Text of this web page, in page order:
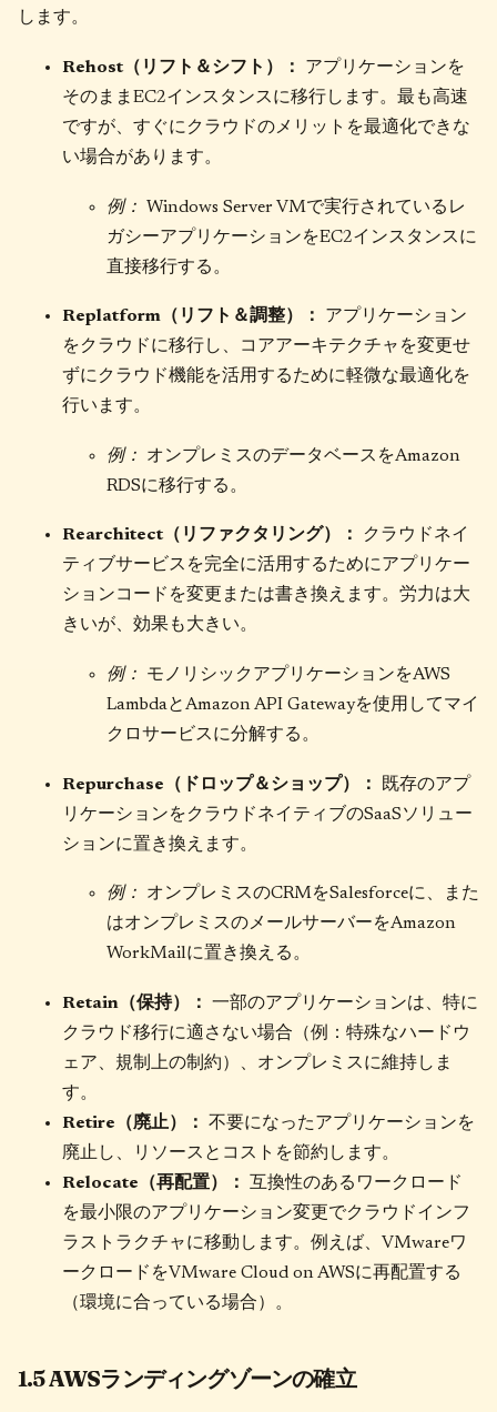
します。
Rehost（リフト＆シフト）：
アプリケーションを
そのままEC2インスタンスに移行します。最も高速
ですが、すぐにクラウドのメリットを最適化できな
い場合があります。
例：
Windows Server VMで実行されているレ
ガシーアプリケーションをEC2インスタンスに
直接移行する。
Replatform（リフト＆調整）：
アプリケーション
をクラウドに移行し、コアアーキテクチャを変更せ
ずにクラウド機能を活用するために軽微な最適化を
行います。
例：
オンプレミスのデータベースをAmazon
RDSに移行する。
Rearchitect（リファクタリング）：
クラウドネイ
ティブサービスを完全に活用するためにアプリケー
ションコードを変更または書き換えます。労力は大
きいが、効果も大きい。
例：
モノリシックアプリケーションをAWS
LambdaとAmazon API Gatewayを使用してマイ
クロサービスに分解する。
Repurchase（ドロップ＆ショップ）：
既存のアプ
リケーションをクラウドネイティブのSaaSソリュー
ションに置き換えます。
例：
オンプレミスのCRMをSalesforceに、また
はオンプレミスのメールサーバーをAmazon
WorkMailに置き換える。
Retain（保持）：
一部のアプリケーションは、特に
クラウド移行に適さない場合（例：特殊なハードウ
ェア、規制上の制約）、オンプレミスに維持しま
す。
Retire（廃止）：
不要になったアプリケーションを
廃止し、リソースとコストを節約します。
Relocate（再配置）：
互換性のあるワークロード
を最小限のアプリケーション変更でクラウドインフ
ラストラクチャに移動します。例えば、VMwareワ
ークロードをVMware Cloud on AWSに再配置する
（環境に合っている場合）。
1.5 AWSランディングゾーンの確立